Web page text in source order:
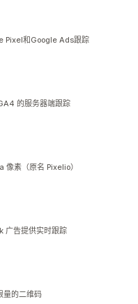
Pixel和Google Ads跟踪
的服务器端跟踪
素（原名 Pixelio）
广告提供实时跟踪
量的二维码